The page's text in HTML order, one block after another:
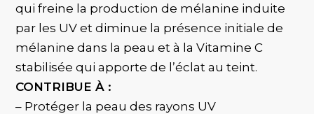
qui freine la production de mélanine induite
par les UV et diminue la présence initiale de
mélanine dans la peau et à la Vitamine C
stabilisée qui apporte de l’éclat au teint.
CONTRIBUE À :
– Protéger la peau des rayons UV